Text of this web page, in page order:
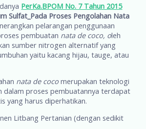
PerKa.BPOM No. 7 Tahun 2015
Sulfat_Pada Proses Pengolahan Nata
pelarangan penggunaan
pembuatan nata de coco, oleh
sumber nitrogen alternatif yang
yaitu kacang hijau, tauge, atau
nata de coco merupakan teknologi
dalam proses pembuatannya terdapat
yang harus diperhatikan.
Litbang Pertanian (dengan sedikit